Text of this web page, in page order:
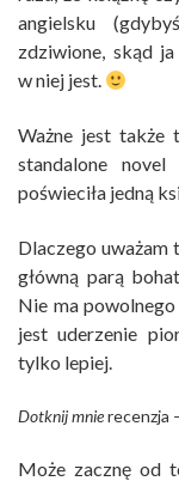
angielsku
zdziwione, skąd
w niej jest.
Ważne jest także
standalone
poświeciła jedną
Dlaczego uważam
główną parą
Nie ma
jest uderzenie
tylko lepiej.
Dotknij mnierecenzja
Może zacznę od